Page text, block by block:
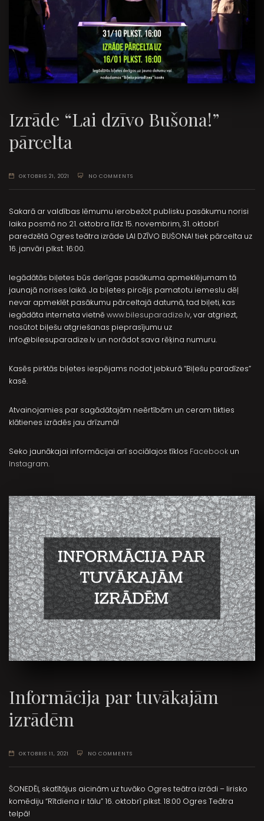
Izrāde “Lai dzīvo Bušona!”
pārcelta
OKTOBRIS 21, 2021 NO COMMENTS
Sakarā ar valdības lēmumu ierobežot publisku pasākumu norisi
laika posmā no 21. oktobra līdz 15. novembrim, 31. oktobrī
paredzētā Ogres teātra izrāde LAI DZĪVO BUŠONA! tiek pārcelta uz
16. janvāri plkst. 16:00.
Iegādātās biļetes būs derīgas pasākuma apmeklējumam tā
jaunajā norises laikā. Ja biļetes pircējs pamatotu iemeslu dēļ
nevar apmeklēt pasākumu pārceltajā datumā, tad biļeti, kas
iegādāta interneta vietnē www.bilesuparadize.lv, var atgriezt,
nosūtot biļešu atgriešanas pieprasījumu uz
info@bilesuparadize.lv un norādot sava rēķina numuru.
Kasēs pirktās biļetes iespējams nodot jebkurā “Biļešu paradīzes”
kasē.
Atvainojamies par sagādātajām neērtībām un ceram tikties
klātienes izrādēs jau drīzumā!
Seko jaunākajai informācijai arī sociālajos tīklos Facebook un
Instagram.
Informācija par tuvākajām
izrādēm
OKTOBRIS 11, 2021 NO COMMENTS
ŠONEDĒĻ skatītājus aicinām uz tuvāko Ogres teātra izrādi – lirisko
komēdiju “Rītdiena ir tālu” 16. oktobrī plkst. 18:00 Ogres Teātra
telpā!